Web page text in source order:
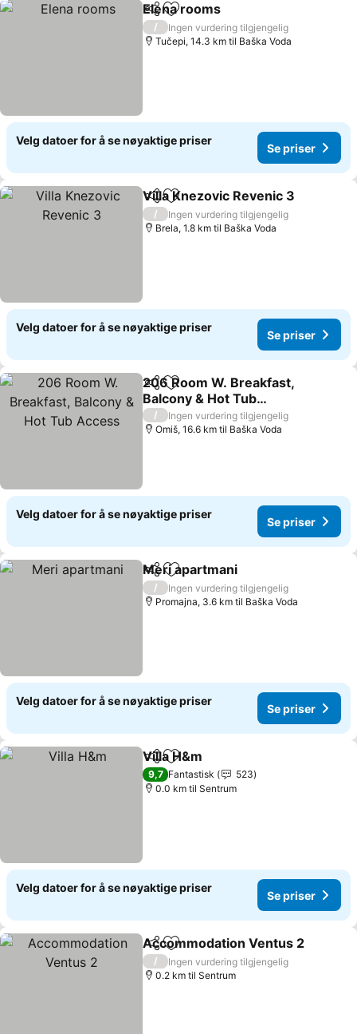
Del Legg til i favoritter
Elena rooms
/
Ingen vurdering tilgjengelig
Tučepi, 14.3 km til Baška Voda
Velg datoer for å se nøyaktige priser
Se priser
Del Legg til i favoritter
Villa Knezovic Revenic 3
/
Ingen vurdering tilgjengelig
Brela, 1.8 km til Baška Voda
Velg datoer for å se nøyaktige priser
Se priser
Del Legg til i favoritter
206 Room W. Breakfast,
Balcony & Hot Tub
Access
Se priser
/
Ingen vurdering tilgjengelig
Omiš, 16.6 km til Baška Voda
Velg datoer for å se nøyaktige priser
Se priser
Del Legg til i favoritter
Meri apartmani
/
Ingen vurdering tilgjengelig
Promajna, 3.6 km til Baška Voda
Velg datoer for å se nøyaktige priser
Se priser
Del Legg til i favoritter
Villa H&m
9,7 Fantastisk
523
0.0 km til Sentrum
Velg datoer for å se nøyaktige priser
Se priser
Del Legg til i favoritter
Accommodation Ventus 2
/
Ingen vurdering tilgjengelig
0.2 km til Sentrum